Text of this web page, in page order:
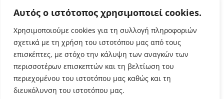
Αυτός ο ιστότοπος χρησιμοποιεί cookies.
Χρησιμοποιούμε cookies για τη συλλογή πληροφοριών
σχετικά με τη χρήση του ιστοτόπου μας από τους
επισκέπτες, με στόχο την κάλυψη των αναγκών των
περισσοτέρων επισκεπτών και τη βελτίωση του
περιεχομένου του ιστοτόπου μας καθώς και τη
διευκόλυνση του ιστοτόπου μας.